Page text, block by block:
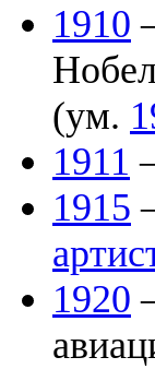
1910
(ум.
1911
1915
1920